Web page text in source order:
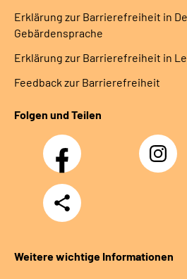
Erklärung zur Barrierefreiheit in
Gebärdensprache
Erklärung zur Barrierefreiheit in
Feedback zur Barrierefreiheit
Folgen und Teilen
Facebook Instagram
Teilen
Weitere wichtige Informationen